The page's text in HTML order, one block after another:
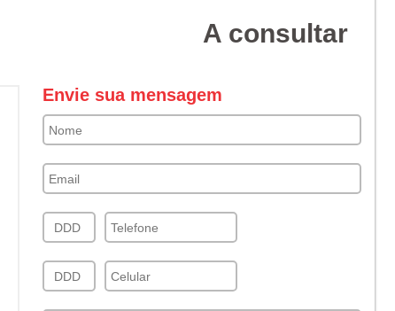
A consultar
Envie sua mensagem